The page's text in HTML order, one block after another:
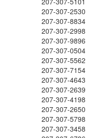
207-307-2530
207-307-8834
207-307-2998
207-307-9896
207-307-0504
207-307-5562
207-307-7154
207-307-4643
207-307-2639
207-307-4198
207-307-2650
207-307-5798
207-307-3458